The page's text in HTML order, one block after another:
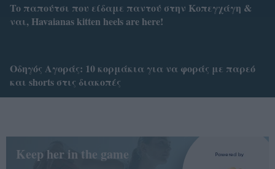
To παπούτσι που είδαμε παντού στην Κοπεγχάγη &
ναι, Havaianas kitten heels are here!
Οδηγός Αγοράς: 10 κορμάκια για να φοράς με παρεό
και shorts στις διακοπές
Keep her in the game